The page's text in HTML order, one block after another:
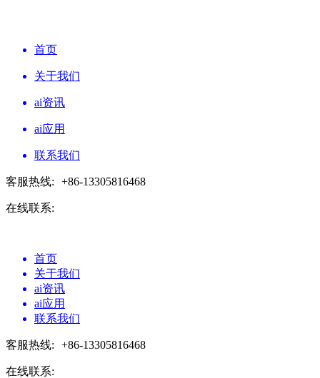
首页
关于我们
ai资讯
ai应用
联系我们
客服热线: +86-13305816468
在线联系:
首页
关于我们
ai资讯
ai应用
联系我们
客服热线: +86-13305816468
在线联系: